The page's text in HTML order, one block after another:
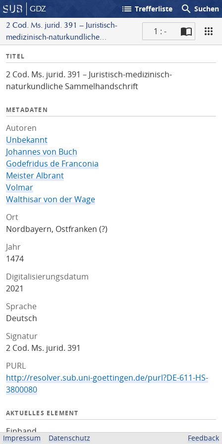
GDZ list Trefferliste search Suchen
2 Cod. Ms. jurid. 391 – Juristisch-
medizinisch-naturkundliche
1 : -
I
f
o
TITEL
2 Cod. Ms. jurid. 391 – Juristisch-medizinisch-
naturkundliche Sammelhandschrift
METADATEN
Autoren
Unbekannt
Johannes von Buch
Godefridus de Franconia
Meister Albrant
Volmar
Walthisar von der Wage
Ort
Nordbayern, Ostfranken (?)
Jahr
1474
Digitalisierungsdatum
2021
Sprache
Deutsch
Signatur
2 Cod. Ms. jurid. 391
PURL
http://resolver.sub.uni-goettingen.de/purl?DE-611-HS-
3800080
AKTUELLES ELEMENT
Einband
Impressum Datenschutz Feedback